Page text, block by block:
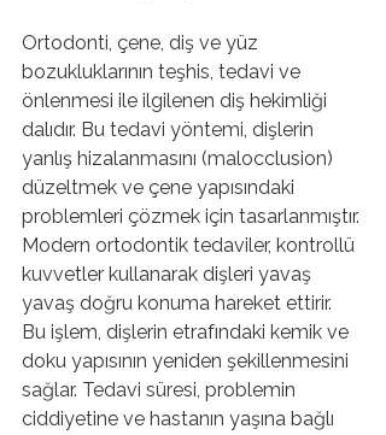
Ortodonti, çene, diş ve yüz
bozukluklarının teşhis, tedavi ve
önlenmesi ile ilgilenen diş hekimliği
dalıdır. Bu tedavi yöntemi, dişlerin
yanlış hizalanmasını (malocclusion)
düzeltmek ve çene yapısındaki
problemleri çözmek için tasarlanmıştır.
Modern ortodontik tedaviler, kontrollü
kuvvetler kullanarak dişleri yavaş
yavaş doğru konuma hareket ettirir.
Bu işlem, dişlerin etrafındaki kemik ve
doku yapısının yeniden şekillenmesini
sağlar. Tedavi süresi, problemin
ciddiyetine ve hastanın yaşına bağlı